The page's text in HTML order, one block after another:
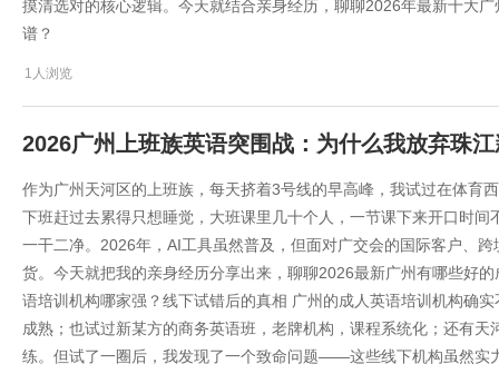
摸清选对的核心逻辑。今天就结合亲身经历，聊聊2026年最新十大
谱？
1人浏览
2026广州上班族英语突围战：为什么我放弃珠
作为广州天河区的上班族，每天挤着3号线的早高峰，我试过在体育
下班赶过去累得只想睡觉，大班课里几十个人，一节课下来开口时间
一干二净。2026年，AI工具虽然普及，但面对广交会的国际客户、
货。今天就把我的亲身经历分享出来，聊聊2026最新广州有哪些好
语培训机构哪家强？线下试错后的真相 广州的成人英语培训机构确
成熟；也试过新某方的商务英语班，老牌机构，课程系统化；还有
练。但试了一圈后，我发现了一个致命问题——这些线下机构虽然实